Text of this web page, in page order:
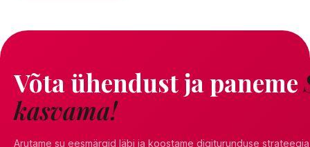
Võta ühendust ja paneme
kasvama!
Arutame su eesmärgid läbi ja koostame digiturunduse